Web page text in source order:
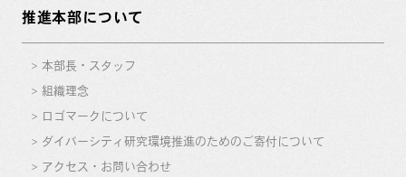
推進本部について
本部長・スタッフ
組織理念
ロゴマークについて
ダイバーシティ研究環境推進のためのご寄付について
アクセス・お問い合わせ